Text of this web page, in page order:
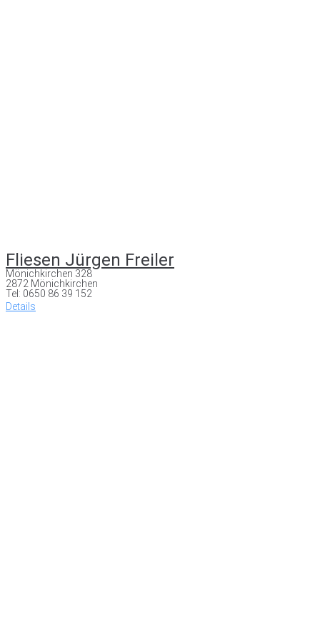
Fliesen Jürgen Freiler
Mönichkirchen 328
2872 Mönichkirchen
Tel: 0650 86 39 152
Details